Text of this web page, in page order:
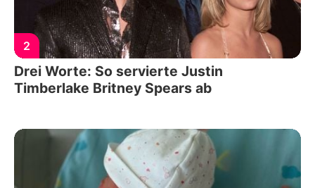
2
Drei Worte: So servierte Justin
Timberlake Britney Spears ab